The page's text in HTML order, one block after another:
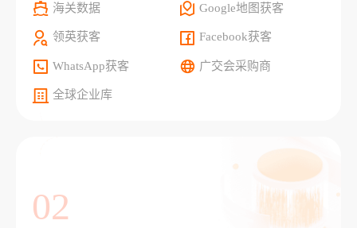
海关数据 Google地图获客
领英获客 Facebook获客
WhatsApp获客 广交会采购商
全球企业库
02